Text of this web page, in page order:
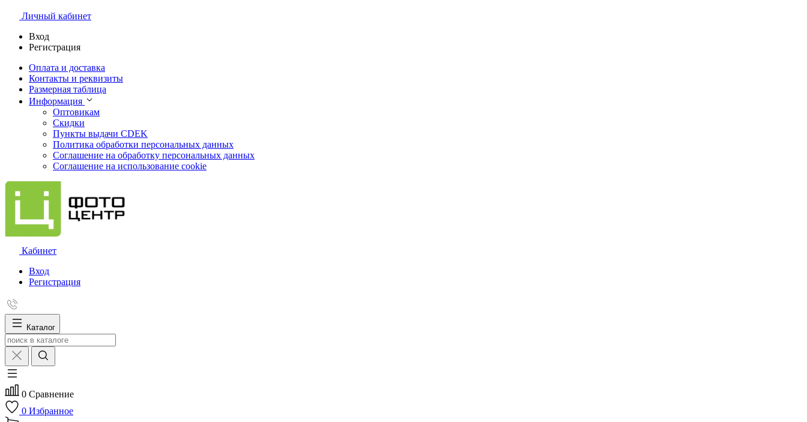
Личный кабинет
Вход
Регистрация
Оплата и доставка
Контакты и реквизиты
Размерная таблица
Информация
Оптовикам
Скидки
Пункты выдачи CDEK
Политика обработки персональных данных
Соглашение на обработку персональных данных
Соглашение на использование cookie
Кабинет
Вход
Регистрация
Каталог
0 Сравнение
0 Избранное